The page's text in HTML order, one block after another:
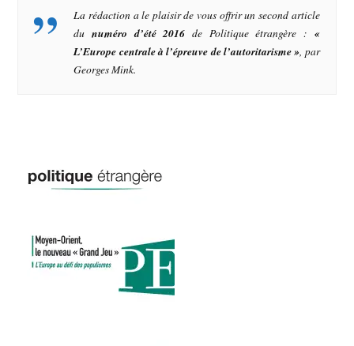
La rédaction a le plaisir de vous offrir un second article
dunuméro d’été 2016 de Politique étrangère : «
L’Europe centrale à l’épreuve de l’autoritarisme », par
Georges Mink.